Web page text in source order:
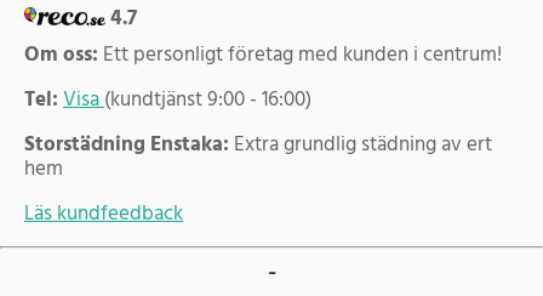
4.7
Om oss: Ett personligt företag med kunden i centrum!
Tel:Visa(kundtjänst 9:00 - 16:00)
Storstädning Enstaka: Extra grundlig städning av ert
hem
Läs kundfeedback
-